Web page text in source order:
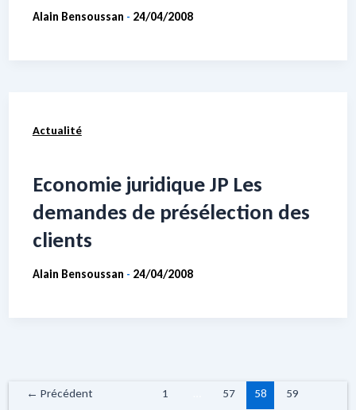
Alain Bensoussan - 24/04/2008
Actualité
Economie juridique JP Les
demandes de présélection des
clients
Alain Bensoussan - 24/04/2008
← Précédent 1 57 58
59